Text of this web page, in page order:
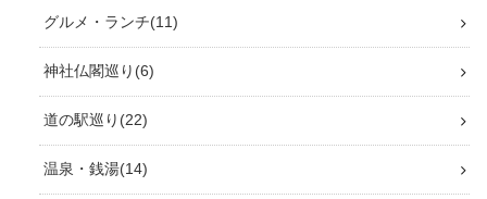
グルメ・ランチ 11
神社仏閣巡り 6
道の駅巡り 22
温泉・銭湯 14